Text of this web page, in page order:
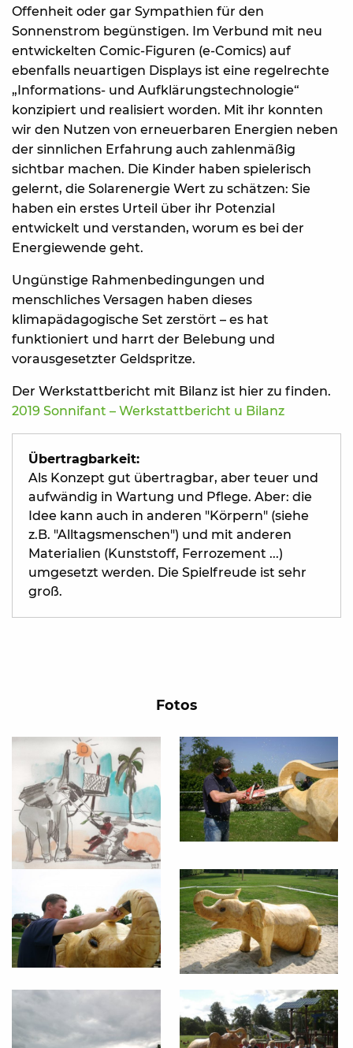
Offenheit oder gar Sympathien für den
Sonnenstrom begünstigen. Im Verbund mit neu
entwickelten Comic-Figuren (e-Comics) auf
ebenfalls neuartigen Displays ist eine regelrechte
„Informations- und Aufklärungstechnologie“
konzipiert und realisiert worden. Mit ihr konnten
wir den Nutzen von erneuerbaren Energien neben
der sinnlichen Erfahrung auch zahlenmäßig
sichtbar machen. Die Kinder haben spielerisch
gelernt, die Solarenergie Wert zu schätzen: Sie
haben ein erstes Urteil über ihr Potenzial
entwickelt und verstanden, worum es bei der
Energiewende geht.
Ungünstige Rahmenbedingungen und
menschliches Versagen haben dieses
klimapädagogische Set zerstört – es hat
funktioniert und harrt der Belebung und
vorausgesetzter Geldspritze.
Der Werkstattbericht mit Bilanz ist hier zu finden.
2019 Sonnifant – Werkstattbericht u Bilanz
Übertragbarkeit:
Als Konzept gut übertragbar, aber teuer und
aufwändig in Wartung und Pflege. Aber: die
Idee kann auch in anderen "Körpern" (siehe
z.B. "Alltagsmenschen") und mit anderen
Materialien (Kunststoff, Ferrozement ...)
umgesetzt werden. Die Spielfreude ist sehr
groß.
Fotos